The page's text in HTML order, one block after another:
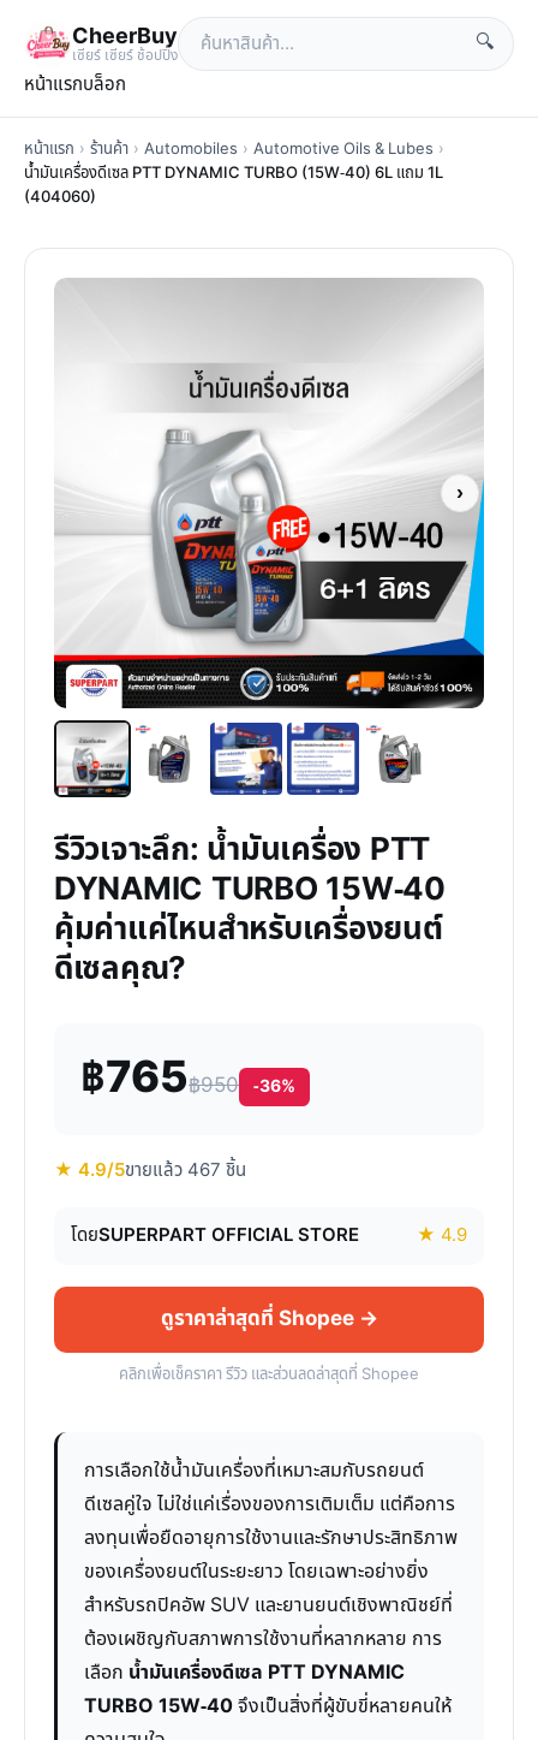
CheerBuy
เซียร์ เซียร์ ช้อปปิ้ง
🔍
หน้าแรกบล็อก
หน้าแรก › ร้านค้า › Automobiles › Automotive Oils & Lubes ›
น้ำมันเครื่องดีเซล PTT DYNAMIC TURBO (15W-40) 6L แถม 1L
(404060)
›
รีวิวเจาะลึก: น้ำมันเครื่อง PTT
DYNAMIC TURBO 15W-40
คุ้มค่าแค่ไหนสำหรับเครื่องยนต์
ดีเซลคุณ?
฿765฿950 -36%
★ 4.9/5ขายแล้ว 467 ชิ้น
โดยSUPERPART OFFICIAL STORE ★ 4.9
ดูราคาล่าสุดที่ Shopee →
คลิกเพื่อเช็คราคา รีวิว และส่วนลดล่าสุดที่ Shopee
การเลือกใช้น้ำมันเครื่องที่เหมาะสมกับรถยนต์
ดีเซลคู่ใจ ไม่ใช่แค่เรื่องของการเติมเต็ม แต่คือการ
ลงทุนเพื่อยืดอายุการใช้งานและรักษาประสิทธิภาพ
ของเครื่องยนต์ในระยะยาว โดยเฉพาะอย่างยิ่ง
สำหรับรถปิคอัพ SUV และยานยนต์เชิงพาณิชย์ที่
ต้องเผชิญกับสภาพการใช้งานที่หลากหลาย การ
เลือก น้ำมันเครื่องดีเซล PTT DYNAMIC
TURBO 15W-40จึงเป็นสิ่งที่ผู้ขับขี่หลายคนให้